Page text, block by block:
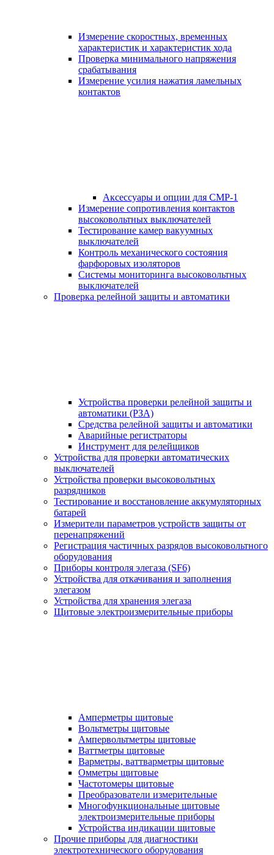
Измерение скоростных, временных
характеристик и характеристик хода
Проверка минимального напряжения
срабатывания
Измерение усилия нажатия ламельных
контактов
Аксессуары и опции для СМР-1
Измерение сопротивления контактов
высоковольтных выключателей
Тестирование камер вакуумных
выключателей
Контроль механического состояния
фарфоровых изоляторов
Системы мониторинга высоковольтных
выключателей
Проверка релейной защиты и автоматики
Устройства проверки релейной защиты и
автоматики (РЗА)
Средства релейной защиты и автоматики
Аварийные регистраторы
Инструмент для релейщиков
Устройства для проверки автоматических
выключателей
Устройства проверки высоковольтных
разрядников
Тестирование и восстановление аккумуляторных
батарей
Измерители параметров устройств защиты от
перенапряжений
Регистрация частичных разрядов высоковольтного
оборудования
Приборы контроля элегаза (SF6)
Устройства для откачивания и заполнения
элегазом
Устройства для хранения элегаза
Щитовые электроизмерительные приборы
Амперметры щитовые
Вольтметры щитовые
Ампервольтметры щитовые
Ваттметры щитовые
Варметры, ваттварметры щитовые
Омметры щитовые
Частотомеры щитовые
Преобразователи измерительные
Многофункциональные щитовые
электроизмерительные приборы
Устройства индикации щитовые
Прочие приборы для диагностики
электротехнического оборудования